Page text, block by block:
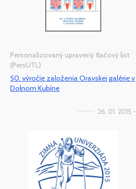
Personalizovaný upravený tlačový list
(PersUTL)
50. výročie založenia Oravskej galérie v
Dolnom Kubíne
26. 01. 2015 -